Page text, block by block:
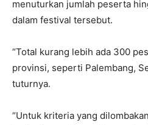
menuturkan jumlah peserta
dalam festival tersebut.
“Total kurang lebih ada 300
provinsi, seperti Palembang,
tuturnya.
“Untuk kriteria yang